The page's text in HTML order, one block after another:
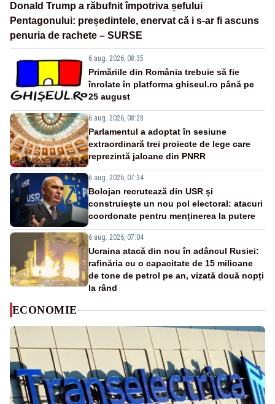
Donald Trump a răbufnit împotriva șefului
Pentagonului: președintele, enervat că i s-ar fi ascuns
penuria de rachete – SURSE
6 aug. 2026, 08:35
Primăriile din România trebuie să fie
înrolate în platforma ghiseul.ro până pe
25 august
6 aug. 2026, 08:28
Parlamentul a adoptat în sesiune
extraordinară trei proiecte de lege care
reprezintă jaloane din PNRR
6 aug. 2026, 07:34
Bolojan recrutează din USR și
construiește un nou pol electoral: atacuri
coordonate pentru menținerea la putere
6 aug. 2026, 07:04
Ucraina atacă din nou în adâncul Rusiei:
rafinăria cu o capacitate de 15 milioane
de tone de petrol pe an, vizată două nopți
la rând
ECONOMIE